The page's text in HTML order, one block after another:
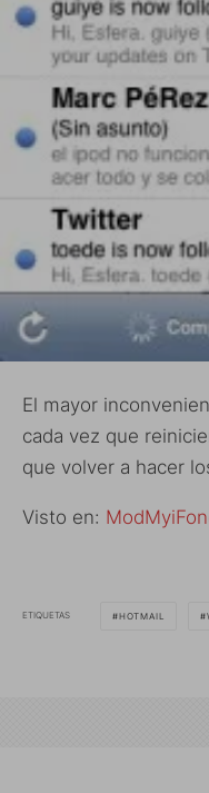
El mayor
cada vez que
que volver a hacer
Visto en:
ETIQUETAS HOTMAIL